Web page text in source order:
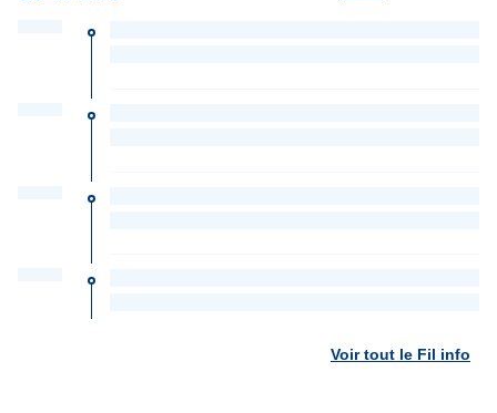
Voir tout le Fil info